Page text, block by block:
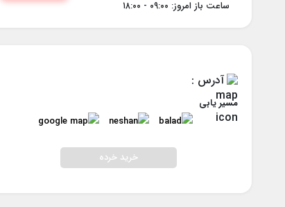
ساعت باز امروز: ۰۹:۰۰ - ۱۸:۰۰
آدرس :
مسیر یابی
خرید خرده